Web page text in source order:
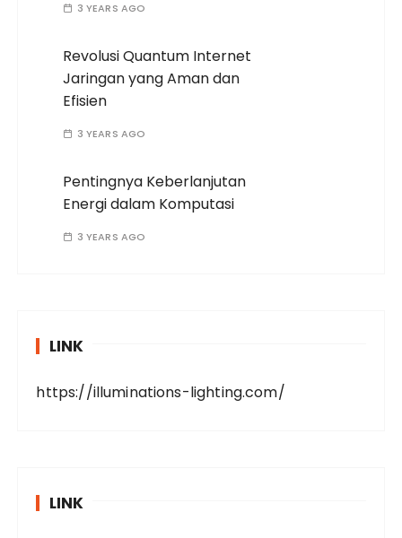
3 YEARS AGO
Revolusi Quantum Internet
Jaringan yang Aman dan
Efisien
3 YEARS AGO
Pentingnya Keberlanjutan
Energi dalam Komputasi
3 YEARS AGO
LINK
https://illuminations-lighting.com/
LINK